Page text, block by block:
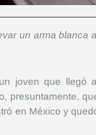
un arma blanca
joven que llegó al
presuntamente,
en México y